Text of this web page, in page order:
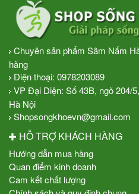
Chuyên sản phẩm Sâm Nấm
hãng
Điện thoại: 0978203089
VP Đại Diện: Số 43B, ngõ 204/
Hà Nội
Shopsongkhoevn@gmail.com
HỖ TRỢ KHÁCH HÀNG
Hướng dẫn mua hàng
Quan điểm kinh doanh
Cam kết chất lượng